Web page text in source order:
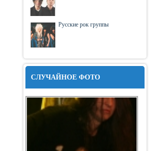
Русские рок группы
СЛУЧАЙНОЕ ФОТО